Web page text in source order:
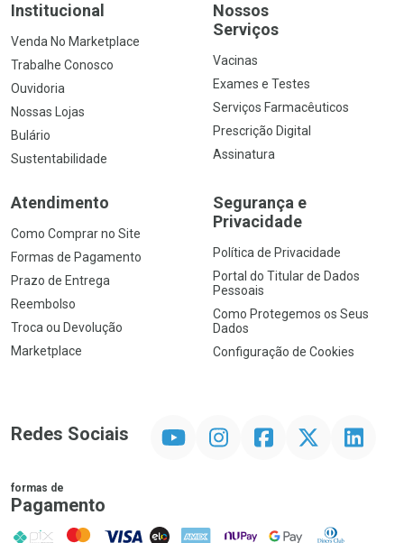
Institucional
Venda No Marketplace
Trabalhe Conosco
Ouvidoria
Nossas Lojas
Bulário
Sustentabilidade
Nossos
Serviços
Vacinas
Exames e Testes
Serviços Farmacêuticos
Prescrição Digital
Assinatura
Atendimento
Como Comprar no Site
Formas de Pagamento
Prazo de Entrega
Reembolso
Troca ou Devolução
Marketplace
Segurança e
Privacidade
Política de Privacidade
Portal do Titular de Dados
Pessoais
Como Protegemos os Seus
Dados
Configuração de Cookies
Redes Sociais InstagramFacebookTwitter Linkedin
formas de
Pagamento
PIX MasterCard
VISA ELO AMEX NuPay Google PayDiners Club